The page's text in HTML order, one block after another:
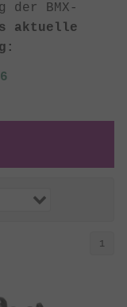
der BMX-
aktuelle
1